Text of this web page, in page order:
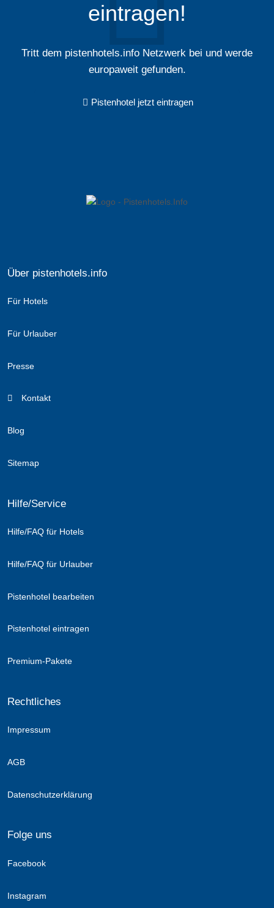
eintragen!
Tritt dem pistenhotels.info Netzwerk bei und werde
europaweit gefunden.
Pistenhotel jetzt eintragen
Über pistenhotels.info
Für Hotels
Für Urlauber
Presse
Kontakt
Blog
Sitemap
Hilfe/Service
Hilfe/FAQ für Hotels
Hilfe/FAQ für Urlauber
Pistenhotel bearbeiten
Pistenhotel eintragen
Premium-Pakete
Rechtliches
Impressum
AGB
Datenschutzerklärung
Folge uns
Facebook
Instagram